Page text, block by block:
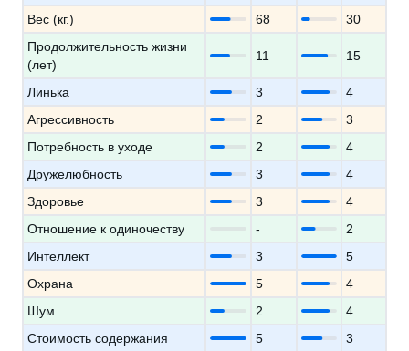
Вес (кг.)
68
30
Продолжительность жизни
(лет)
11 15
Линька 3
4
Агрессивность
2
3
Потребность в уходе
2
4
Дружелюбность
3
4
Здоровье
3
4
Отношение к одиночеству
-
2
Интеллект
3
5
Охрана
5
4
Шум
2
4
Стоимость содержания
5
3